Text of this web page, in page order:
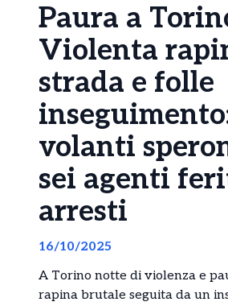
Paura a
Violenta
strada e folle
volanti
sei agenti
arresti
16/10/2025
A Torino notte di violenza e
rapina brutale seguita da un